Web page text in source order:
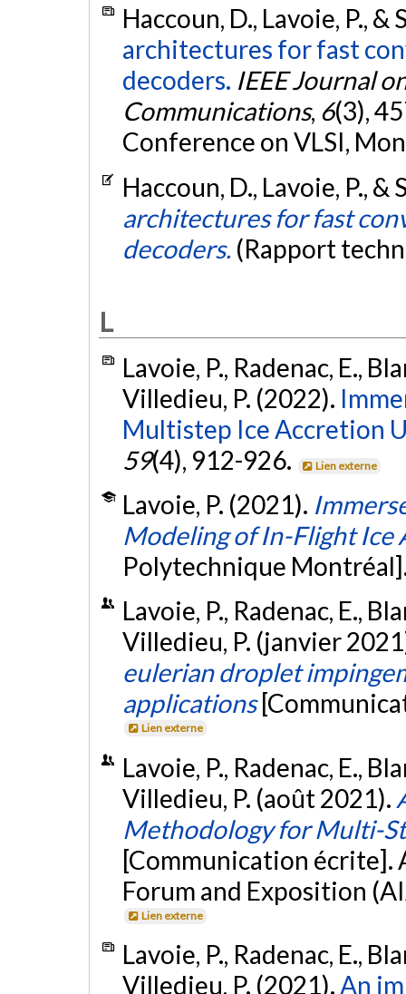
Haccoun, D., Lavoie, P., &
architectures for fast
decoders. IEEE Journal
Communications, 6(3),
Conference on VLSI,
Haccoun, D., Lavoie, P., &
architectures for fast
decoders. (Rapport
L
Lavoie, P., Radenac, E.,
Villedieu, P. (2022).
Multistep Ice Accretion
59(4), 912-926. Lien externe
Lavoie, P. (2021).
Modeling of In-Flight Ice
Polytechnique
Lavoie, P., Radenac, E.,
Villedieu, P. (janvier
eulerian droplet
applications
Lien externe
Lavoie, P., Radenac, E.,
Villedieu, P. (août 2021).
Methodology for Multi-
[Communication écrite].
Forum and Exposition
Lien externe
Lavoie, P., Radenac, E.,
Villedieu, P. (2021).An